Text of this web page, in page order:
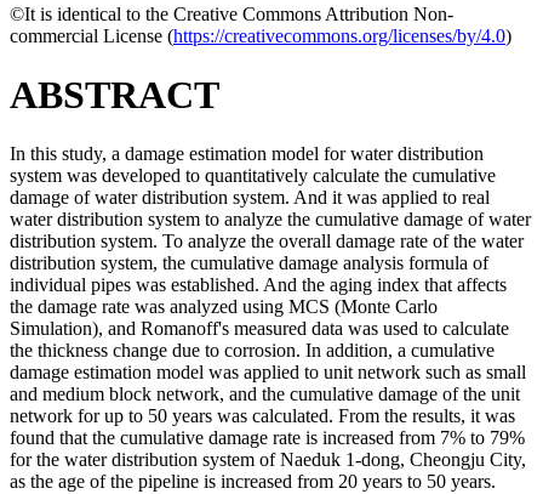
©It is identical to the Creative Commons Attribution Non-
commercial License (https://creativecommons.org/licenses/by/4.0)
ABSTRACT
In this study, a damage estimation model for water distribution
system was developed to quantitatively calculate the cumulative
damage of water distribution system. And it was applied to real
water distribution system to analyze the cumulative damage of water
distribution system. To analyze the overall damage rate of the water
distribution system, the cumulative damage analysis formula of
individual pipes was established. And the aging index that affects
the damage rate was analyzed using MCS (Monte Carlo
Simulation), and Romanoff's measured data was used to calculate
the thickness change due to corrosion. In addition, a cumulative
damage estimation model was applied to unit network such as small
and medium block network, and the cumulative damage of the unit
network for up to 50 years was calculated. From the results, it was
found that the cumulative damage rate is increased from 7% to 79%
for the water distribution system of Naeduk 1-dong, Cheongju City,
as the age of the pipeline is increased from 20 years to 50 years.